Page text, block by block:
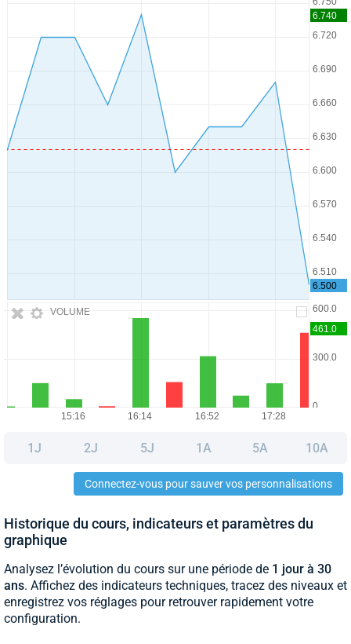
VOLUME
1J 2J 5J 1A 5A 10A
Connectez-vous pour sauver vos personnalisations
Historique du cours, indicateurs et paramètres du
graphique
Analysez l’évolution du cours sur une période de 1 jour à 30
ans. Affichez des indicateurs techniques, tracez des niveaux et
enregistrez vos réglages pour retrouver rapidement votre
configuration.